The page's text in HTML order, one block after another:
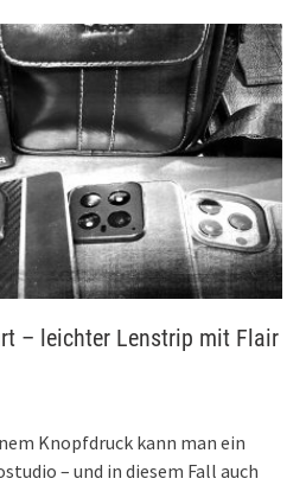
– leichter Lenstrip mit Flair
Knopfdruck kann man ein
– und in diesem Fall auch